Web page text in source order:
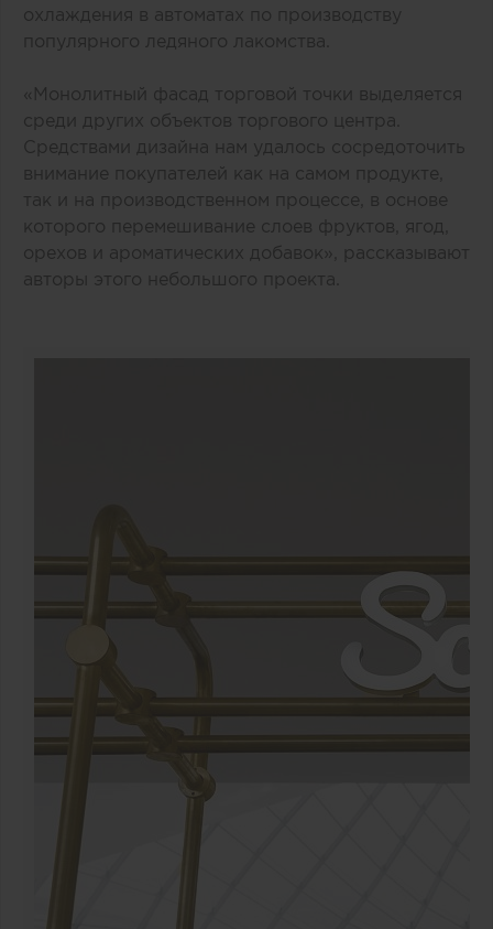
охлаждения в автоматах по производству
популярного ледяного лакомства.
«Монолитный фасад торговой точки выделяется
среди других объектов торгового центра.
Средствами дизайна нам удалось сосредоточить
внимание покупателей как на самом продукте,
так и на производственном процессе, в основе
которого перемешивание слоев фруктов, ягод,
орехов и ароматических добавок», рассказывают
авторы этого небольшого проекта.